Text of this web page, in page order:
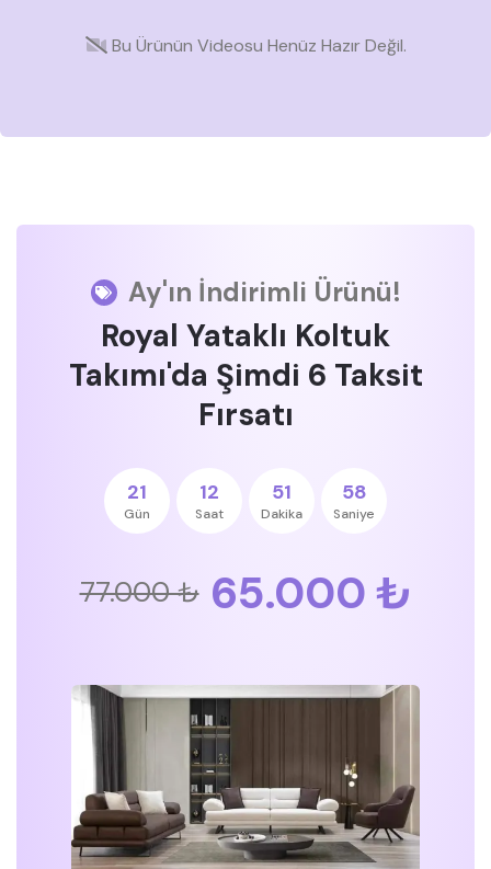
Bu Ürünün Videosu Henüz Hazır Değil.
Ay'ın İndirimli Ürünü!
Royal Yataklı Koltuk
Takımı'da Şimdi 6 Taksit
Fırsatı
21
Gün
12
Saat
51
Dakika
58
Saniye
77.000 ₺ 65.000 ₺